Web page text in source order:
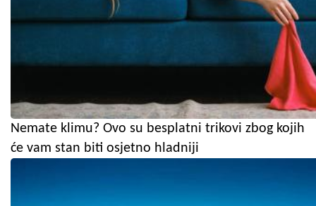
Nemate klimu? Ovo su besplatni trikovi zbog kojih
će vam stan biti osjetno hladniji